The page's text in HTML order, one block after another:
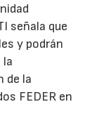
señala que
y podrán
la
de la
FEDER en